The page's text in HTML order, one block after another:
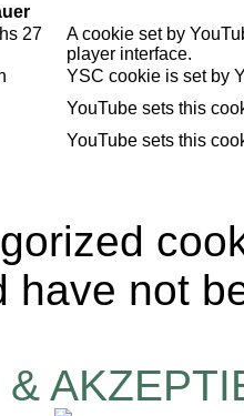
27
A cookie set by
player interface.
YSC cookie is set by
YouTube sets this
YouTube sets this
have not